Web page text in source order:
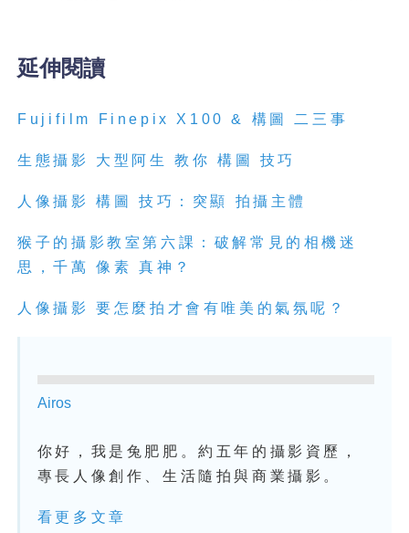
延伸閱讀
Fujifilm Finepix X100 & 構圖 二三事
生態攝影 大型阿生 教你 構圖 技巧
人像攝影 構圖 技巧：突顯 拍攝主體
猴子的攝影教室第六課：破解常見的相機迷
思，千萬 像素 真神？
人像攝影 要怎麼拍才會有唯美的氣氛呢？
Airos
你好，我是兔肥肥。約五年的攝影資歷，
專長人像創作、生活隨拍與商業攝影。
看更多文章